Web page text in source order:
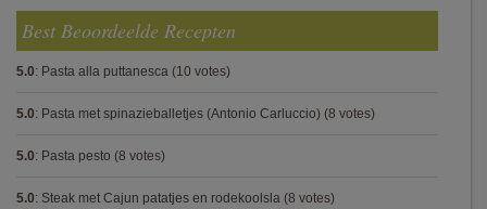
Best Beoordeelde Recepten
5.0: Pasta alla puttanesca (10 votes)
5.0: Pasta met spinazieballetjes (Antonio Carluccio) (8 votes)
5.0: Pasta pesto (8 votes)
5.0: Steak met Cajun patatjes en rodekoolsla (8 votes)